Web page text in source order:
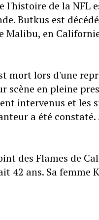
l'histoire de la NFL
Butkus est
en
mort lors d'une
scène en pleine
intervenus et les
a été
des Flames de
42 ans. Sa femme